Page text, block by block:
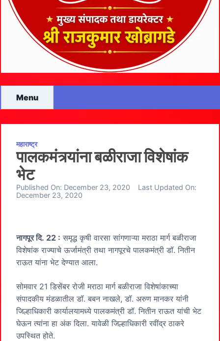
Menu
महाराष्ट्र
पालकमंत्र्यांना बळीराजा विशेषांक
भेट
Published On: December 23, 2020
Last Updated On:
December 23, 2020
नागपूर दि. 22 : समृद्ध कृषी वारसा सांगणाऱ्या मराठा मार्ग बळीराजा
विशेषांक राज्याचे ऊर्जामंत्री तथा नागपूरचे पालकमंत्री डॉ. नितीन
राऊत यांना भेट देण्यात आला.
सोमवार 21 डिसेंबर रोजी मराठा मार्ग बळीराजा विशेषांकाच्या
संपादकीय मंडळातील डॉ. बबन नाखले, डॉ. अरुण मानकर यांनी
जिल्हाधिकारी कार्यालयामध्ये पालकमंत्री डॉ. नितीन राऊत यांची भेट
घेऊन त्यांना हा अंक दिला. यावेळी जिल्हाधिकारी रवींद्र ठाकरे
उपस्थित होते.